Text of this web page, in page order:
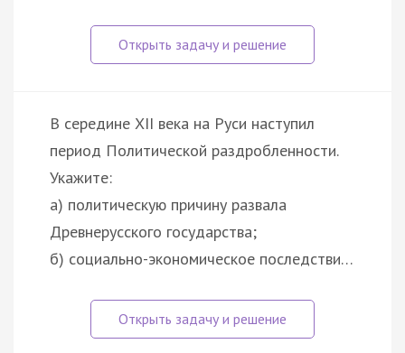
В середине XII века на Руси наступил
период Политической раздробленности.
Укажите:
а) политическую причину развала
Древнерусского государства;
б) социально-экономическое последстви…